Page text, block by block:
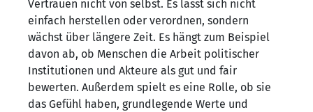
Vertrauen nicht von selbst. Es lässt sich nicht
einfach herstellen oder verordnen, sondern
wächst über längere Zeit. Es hängt zum Beispiel
davon ab, ob Menschen die Arbeit politischer
Institutionen und Akteure als gut und fair
bewerten. Außerdem spielt es eine Rolle, ob sie
das Gefühl haben, grundlegende Werte und